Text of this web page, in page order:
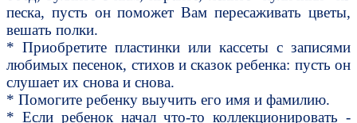
песка, пусть он поможет Вам пересаживать цветы,
вешать полки.
* Приобретите пластинки или кассеты с записями
любимых песенок, стихов и сказок ребенка: пусть он
слушает их снова и снова.
* Помогите ребенку выучить его имя и фамилию.
* Если ребенок начал что-то коллекционировать -